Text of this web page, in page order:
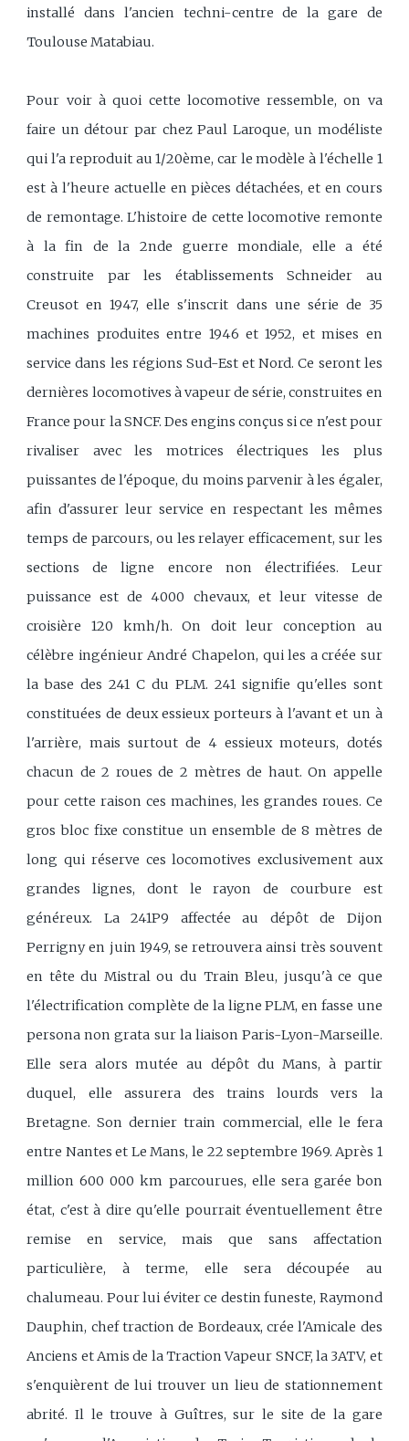
installé dans l'ancien techni-centre de la gare de
Toulouse Matabiau.
Pour voir à quoi cette locomotive ressemble, on va
faire un détour par chez Paul Laroque, un modéliste
qui l'a reproduit au 1/20ème, car le modèle à l'échelle 1
est à l'heure actuelle en pièces détachées, et en cours
de remontage. L'histoire de cette locomotive remonte
à la fin de la 2nde guerre mondiale, elle a été
construite par les établissements Schneider au
Creusot en 1947, elle s'inscrit dans une série de 35
machines produites entre 1946 et 1952, et mises en
service dans les régions Sud-Est et Nord. Ce seront les
dernières locomotives à vapeur de série, construites en
France pour la SNCF. Des engins conçus si ce n'est pour
rivaliser avec les motrices électriques les plus
puissantes de l'époque, du moins parvenir à les égaler,
afin d'assurer leur service en respectant les mêmes
temps de parcours, ou les relayer efficacement, sur les
sections de ligne encore non électrifiées. Leur
puissance est de 4000 chevaux, et leur vitesse de
croisière 120 kmh/h. On doit leur conception au
célèbre ingénieur André Chapelon, qui les a créée sur
la base des 241 C du PLM. 241 signifie qu'elles sont
constituées de deux essieux porteurs à l'avant et un à
l'arrière, mais surtout de 4 essieux moteurs, dotés
chacun de 2 roues de 2 mètres de haut. On appelle
pour cette raison ces machines, les grandes roues. Ce
gros bloc fixe constitue un ensemble de 8 mètres de
long qui réserve ces locomotives exclusivement aux
grandes lignes, dont le rayon de courbure est
généreux. La 241P9 affectée au dépôt de Dijon
Perrigny en juin 1949, se retrouvera ainsi très souvent
en tête du Mistral ou du Train Bleu, jusqu'à ce que
l'électrification complète de la ligne PLM, en fasse une
persona non grata sur la liaison Paris-Lyon-Marseille.
Elle sera alors mutée au dépôt du Mans, à partir
duquel, elle assurera des trains lourds vers la
Bretagne. Son dernier train commercial, elle le fera
entre Nantes et Le Mans, le 22 septembre 1969. Après 1
million 600 000 km parcourues, elle sera garée bon
état, c'est à dire qu'elle pourrait éventuellement être
remise en service, mais que sans affectation
particulière, à terme, elle sera découpée au
chalumeau. Pour lui éviter ce destin funeste, Raymond
Dauphin, chef traction de Bordeaux, crée l'Amicale des
Anciens et Amis de la Traction Vapeur SNCF, la 3ATV, et
s'enquièrent de lui trouver un lieu de stationnement
abrité. Il le trouve à Guîtres, sur le site de la gare